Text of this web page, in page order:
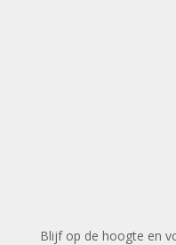
Blijf op de hoogte en